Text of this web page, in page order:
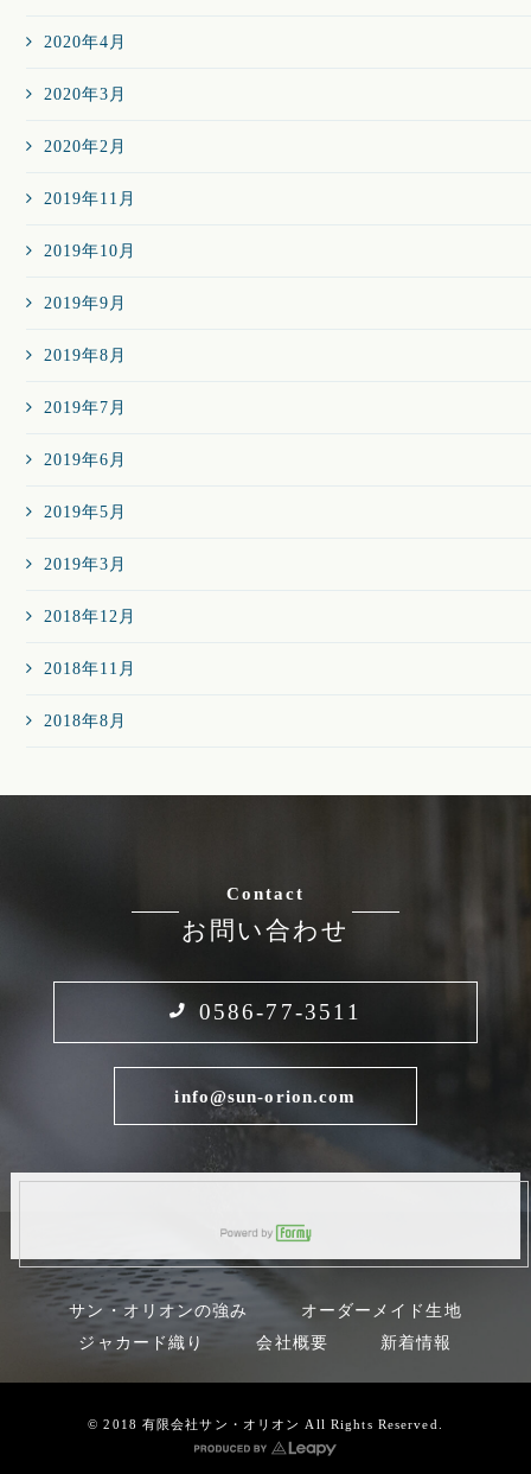
2020年4月
2020年3月
2020年2月
2019年11月
2019年10月
2019年9月
2019年8月
2019年7月
2019年6月
2019年5月
2019年3月
2018年12月
2018年11月
2018年8月
Contact
お問い合わせ
0586-77-3511
info@sun-orion.com
サン・オリオンの強み
オーダーメイド生地
ジャカード織り
会社概要 新着情報
© 2018 有限会社サン・オリオン All Rights Reserved.